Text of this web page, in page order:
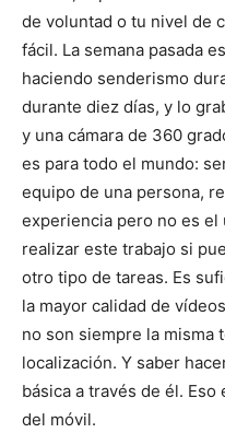
de voluntad o tu nivel de
fácil. La semana pasada
haciendo senderismo
durante diez días, y lo
y una cámara de 360
es para todo el mundo:
equipo de una persona,
experiencia pero no es el
realizar este trabajo si
otro tipo de tareas. Es
la mayor calidad de
no son siempre la misma
localización. Y saber
básica a través de él.
del móvil.